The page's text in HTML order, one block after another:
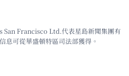
San Francisco Ltd.代表星島新聞集團有
息可從華盛頓特區司法部獲得。